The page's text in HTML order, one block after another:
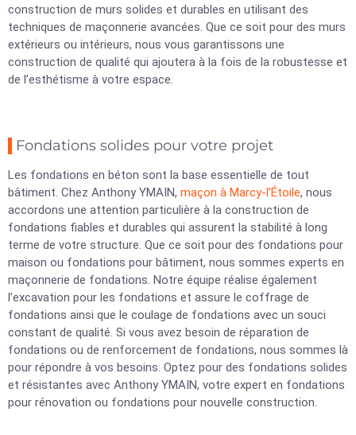
construction de murs solides et durables en utilisant des
techniques de maçonnerie avancées. Que ce soit pour des murs
extérieurs ou intérieurs, nous vous garantissons une
construction de qualité qui ajoutera à la fois de la robustesse et
de l’esthétisme à votre espace.
Fondations solides pour votre projet
Les fondations en béton sont la base essentielle de tout
bâtiment. Chez Anthony YMAIN, maçon à Marcy-l’Étoile, nous
accordons une attention particulière à la construction de
fondations fiables et durables qui assurent la stabilité à long
terme de votre structure. Que ce soit pour des fondations pour
maison ou fondations pour bâtiment, nous sommes experts en
maçonnerie de fondations. Notre équipe réalise également
l’excavation pour les fondations et assure le coffrage de
fondations ainsi que le coulage de fondations avec un souci
constant de qualité. Si vous avez besoin de réparation de
fondations ou de renforcement de fondations, nous sommes là
pour répondre à vos besoins. Optez pour des fondations solides
et résistantes avec Anthony YMAIN, votre expert en fondations
pour rénovation ou fondations pour nouvelle construction.